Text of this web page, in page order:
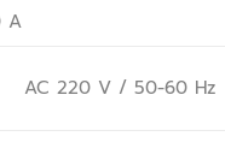
V / 50-60 Hz